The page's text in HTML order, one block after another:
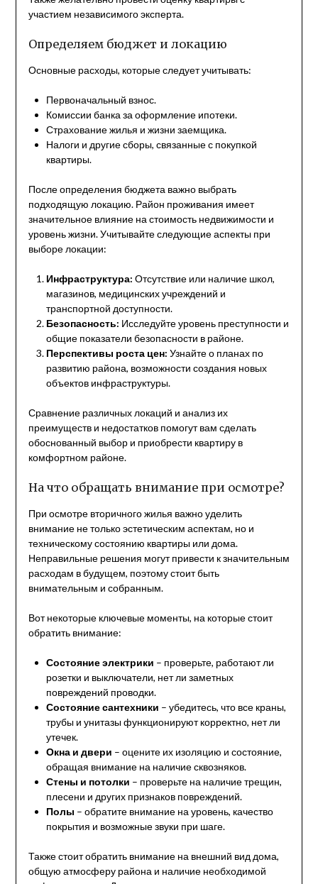
участием независимого эксперта.
Определяем бюджет и локацию
Основные расходы, которые следует учитывать:
Первоначальный взнос.
Комиссии банка за оформление ипотеки.
Страхование жилья и жизни заемщика.
Налоги и другие сборы, связанные с покупкой
квартиры.
После определения бюджета важно выбрать
подходящую локацию. Район проживания имеет
значительное влияние на стоимость недвижимости и
уровень жизни. Учитывайте следующие аспекты при
выборе локации:
Инфраструктура: Отсутствие или наличие школ,
магазинов, медицинских учреждений и
транспортной доступности.
Безопасность: Исследуйте уровень преступности и
общие показатели безопасности в районе.
Перспективы роста цен: Узнайте о планах по
развитию района, возможности создания новых
объектов инфраструктуры.
Сравнение различных локаций и анализ их
преимуществ и недостатков помогут вам сделать
обоснованный выбор и приобрести квартиру в
комфортном районе.
На что обращать внимание при осмотре?
При осмотре вторичного жилья важно уделить
внимание не только эстетическим аспектам, но и
техническому состоянию квартиры или дома.
Неправильные решения могут привести к значительным
расходам в будущем, поэтому стоит быть
внимательным и собранным.
Вот некоторые ключевые моменты, на которые стоит
обратить внимание:
Состояние электрики – проверьте, работают ли
розетки и выключатели, нет ли заметных
повреждений проводки.
Состояние сантехники – убедитесь, что все краны,
трубы и унитазы функционируют корректно, нет ли
утечек.
Окна и двери – оцените их изоляцию и состояние,
обращая внимание на наличие сквозняков.
Стены и потолки – проверьте на наличие трещин,
плесени и других признаков повреждений.
Полы – обратите внимание на уровень, качество
покрытия и возможные звуки при шаге.
Также стоит обратить внимание на внешний вид дома,
общую атмосферу района и наличие необходимой